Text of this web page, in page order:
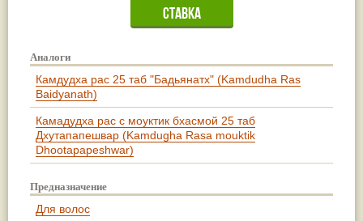
Аналоги
Камдудха рас 25 таб "Бадьянатх" (Kamdudha Ras
Baidyanath)
Камадудха рас с моуктик бхасмой 25 таб
Дхутапапешвар (Kamdugha Rasa mouktik
Dhootapapeshwar)
Предназначение
Для волос